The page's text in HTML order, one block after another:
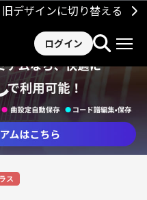
旧デザインに切り替える
ログイン
ス